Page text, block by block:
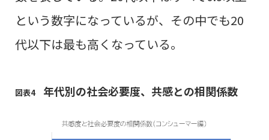
という数字になっているが、その中でも20
代以下は最も高くなっている。
図表4 年代別の社会必要度、共感との相関係数